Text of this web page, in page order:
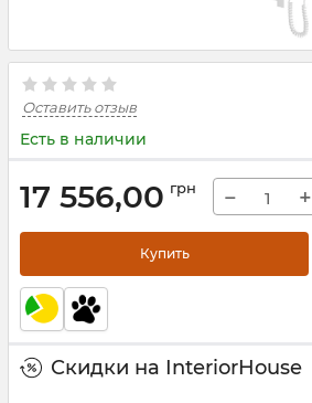
Оставить отзыв
Есть в наличии
17 556,00 грн − +
Купить
Скидки на InteriorHouse